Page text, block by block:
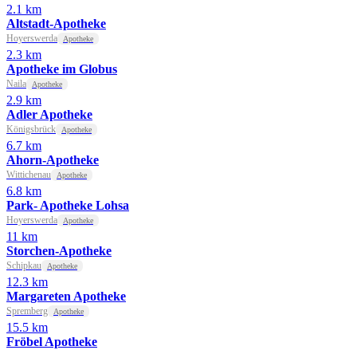
2.1 km
Altstadt-Apotheke
Hoyerswerda Apotheke
2.3 km
Apotheke im Globus
Naila Apotheke
2.9 km
Adler Apotheke
Königsbrück Apotheke
6.7 km
Ahorn-Apotheke
Wittichenau Apotheke
6.8 km
Park- Apotheke Lohsa
Hoyerswerda Apotheke
11 km
Storchen-Apotheke
Schipkau Apotheke
12.3 km
Margareten Apotheke
Spremberg Apotheke
15.5 km
Fröbel Apotheke